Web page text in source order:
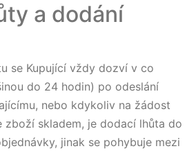
a dodání
se Kupující vždy dozví v co
do 24 hodin) po odeslání
nebo kdykoliv na žádost
zboží skladem, je dodací lhůta do
jinak se pohybuje mezi